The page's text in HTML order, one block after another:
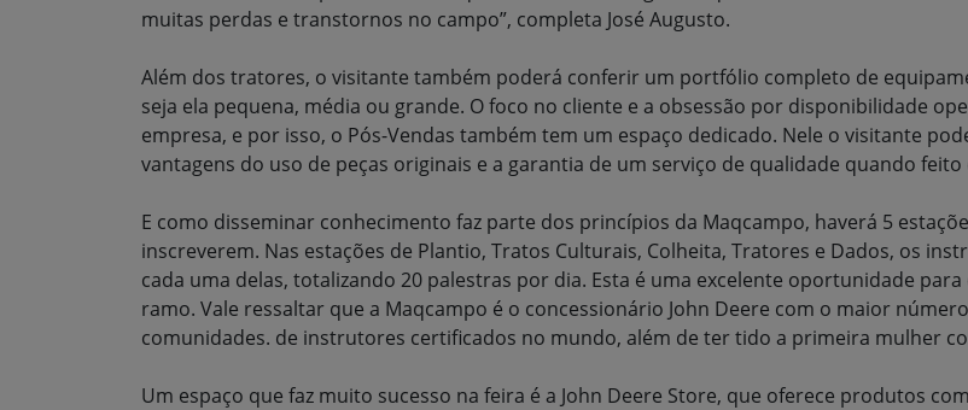
muitas perdas e transtornos no campo”, completa José Augusto.
Além dos tratores, o visitante também poderá conferir um portfólio completo de
seja ela pequena, média ou grande. O foco no cliente e a obsessão por disponibilidade
empresa, e por isso, o Pós-Vendas também tem um espaço dedicado. Nele o visitante
vantagens do uso de peças originais e a garantia de um serviço de qualidade quando
E como disseminar conhecimento faz parte dos princípios da Maqcampo, haverá 5
inscreverem. Nas estações de Plantio, Tratos Culturais, Colheita, Tratores e Dados, os
cada uma delas, totalizando 20 palestras por dia. Esta é uma excelente oportunidade
ramo. Vale ressaltar que a Maqcampo é o concessionário John Deere com o maior
comunidades. de instrutores certificados no mundo, além de ter tido a primeira mulher
Um espaço que faz muito sucesso na feira é a John Deere Store, que oferece produtos